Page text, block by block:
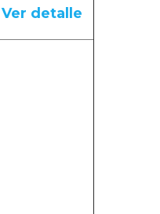
Ver detalle